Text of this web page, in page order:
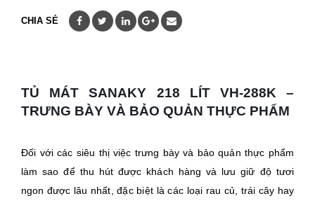
CHIA SẺ
TỦ MÁT SANAKY 218 LÍT VH-288K –
TRƯNG BÀY VÀ BẢO QUẢN THỰC PHẨM
Đối với các siêu thị việc trưng bày và bảo quản thực phẩm
làm sao để thu hút được khách hàng và lưu giữ độ tươi
ngon được lâu nhất, đặc biệt là các loại rau củ, trái cây hay